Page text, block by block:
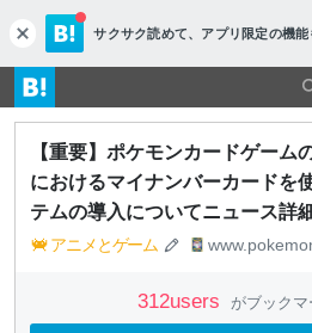
c
l
o
s
e
サクサク読めて、 アプリ限定の機能
【重要】ポケモンカードゲーム
におけるマイナンバーカードを
テムの導入についてニュース詳
アニメとゲーム
312users がブックマ